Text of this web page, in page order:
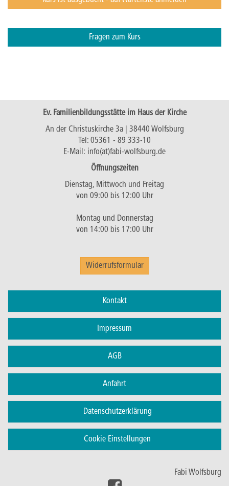
Fragen zum Kurs
Ev. Familienbildungsstätte im Haus der Kirche
An der Christuskirche 3a | 38440 Wolfsburg
Tel: 05361 - 89 333-10
E-Mail: info(at)fabi-wolfsburg.de
Öffnungszeiten
Dienstag, Mittwoch und Freitag
von 09:00 bis 12:00 Uhr
Montag und Donnerstag
von 14:00 bis 17:00 Uhr
Widerrufsformular
Kontakt
Impressum
AGB
Anfahrt
Datenschutzerklärung
Cookie Einstellungen
Fabi Wolfsburg